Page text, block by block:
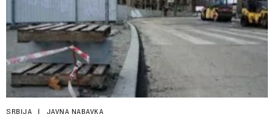
SRBIJA JAVNA NABAVKA